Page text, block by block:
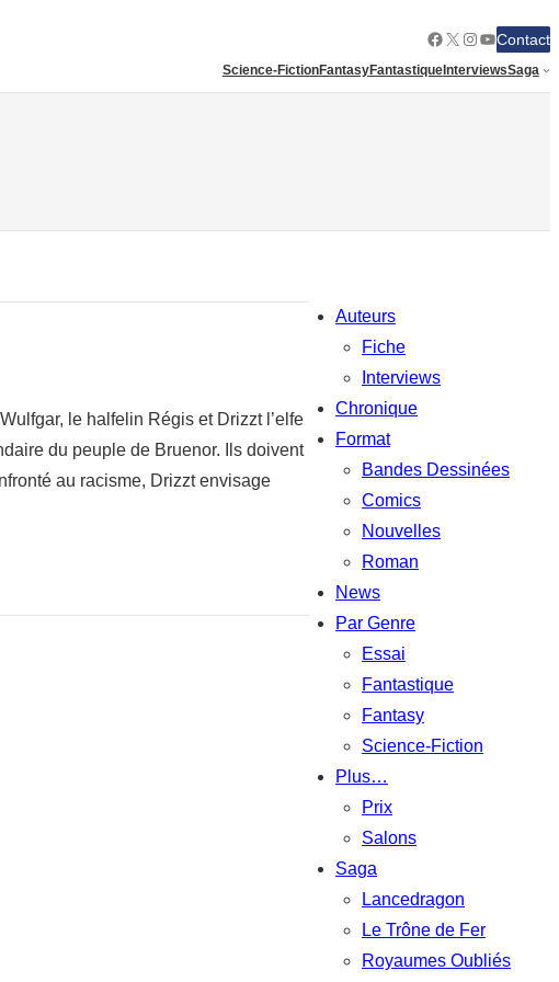
Facebook
X Instagram
YouTube
Contact
Science-FictionFantasyFantastiqueInterviewsSaga
le halfelin Régis et Drizzt l’elfe
du peuple de Bruenor. Ils doivent
au racisme, Drizzt envisage
Auteurs
Fiche
Interviews
Chronique
Format
Bandes Dessinées
Comics
Nouvelles
Roman
News
Par Genre
Essai
Fantastique
Fantasy
Science-Fiction
Plus…
Prix
Salons
Saga
Lancedragon
Le Trône de Fer
Royaumes Oubliés